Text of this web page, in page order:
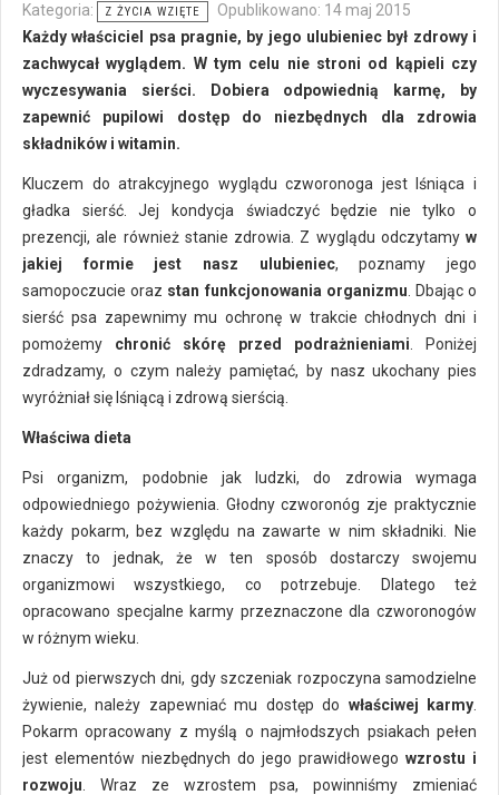
Kategoria: Z ŻYCIA WZIĘTE
Opublikowano: 14 maj 2015
Każdy właściciel psa pragnie, by jego ulubieniec był zdrowy i
zachwycał wyglądem. W tym celu nie stroni od kąpieli czy
wyczesywania sierści. Dobiera odpowiednią karmę, by
zapewnić pupilowi dostęp do niezbędnych dla zdrowia
składników i witamin.
Kluczem do atrakcyjnego wyglądu czworonoga jest lśniąca i
gładka sierść. Jej kondycja świadczyć będzie nie tylko o
prezencji, ale również stanie zdrowia. Z wyglądu odczytamy w
jakiej formie jest nasz ulubieniec, poznamy jego
samopoczucie oraz stan funkcjonowania organizmu . Dbając o
sierść psa zapewnimy mu ochronę w trakcie chłodnych dni i
pomożemy chronić skórę przed podrażnieniami . Poniżej
zdradzamy, o czym należy pamiętać, by nasz ukochany pies
wyróżniał się lśniącą i zdrową sierścią.
Właściwa dieta
Psi organizm, podobnie jak ludzki, do zdrowia wymaga
odpowiedniego pożywienia. Głodny czworonóg zje praktycznie
każdy pokarm, bez względu na zawarte w nim składniki. Nie
znaczy to jednak, że w ten sposób dostarczy swojemu
organizmowi wszystkiego, co potrzebuje. Dlatego też
opracowano specjalne karmy przeznaczone dla czworonogów
w różnym wieku.
Już od pierwszych dni, gdy szczeniak rozpoczyna samodzielne
żywienie, należy zapewniać mu dostęp do właściwej karmy
Pokarm opracowany z myślą o najmłodszych psiakach pełen
jest elementów niezbędnych do jego prawidłowego wzrostu i
rozwoju . Wraz ze wzrostem psa, powinniśmy zmieniać